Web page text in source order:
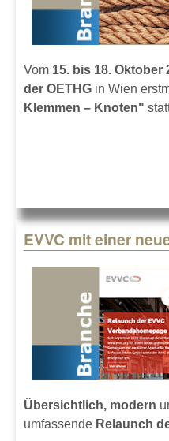
Vom 15. bis 18. Oktober
der OETHG in Wien
Klemmen – Knoten"
EVVC mit einer
Übersichtlich, modern
umfassende Relaunch